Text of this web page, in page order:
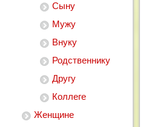
Сыну
Мужу
Внуку
Родственнику
Другу
Коллеге
Женщине